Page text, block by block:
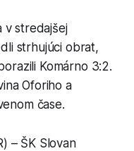
v stredajšej
strhujúci obrat,
Komárno 3:2.
Oforiho a
čase.
– ŠK Slovan